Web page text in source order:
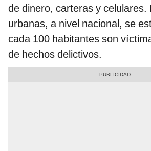
de dinero, carteras y celulares.
urbanas, a nivel nacional, se
cada 100 habitantes son
de hechos delictivos.